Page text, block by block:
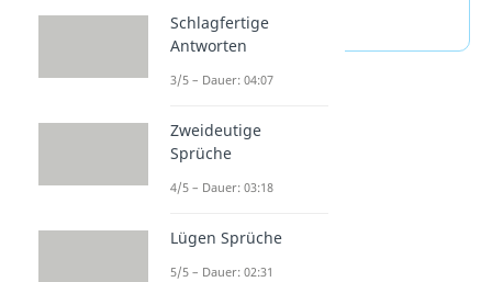
(ausklappen)
Schlagfertige
Antworten
3/5 – Dauer: 04:07
Zweideutige
Sprüche
4/5 – Dauer: 03:18
Lügen Sprüche
5/5 – Dauer: 02:31